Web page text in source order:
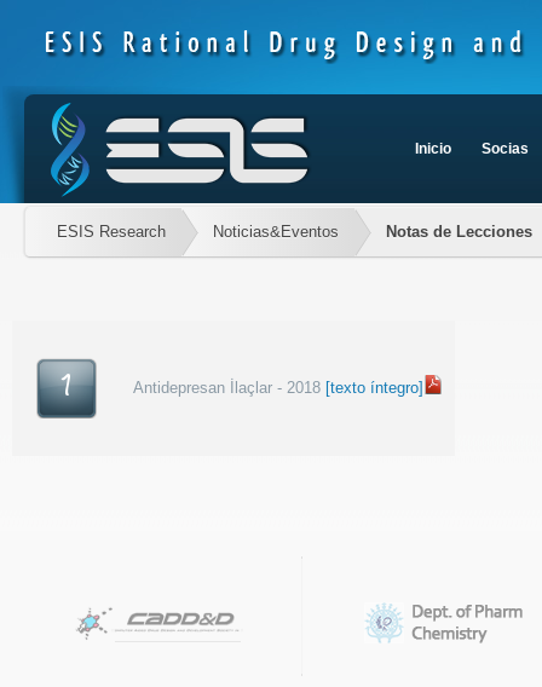
Inicio Socias
ESIS Research Noticias&Eventos Notas de Lecciones
1 Antidepresan İlaçlar - 2018 [texto íntegro]